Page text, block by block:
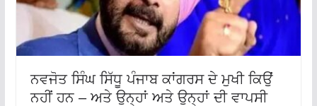
ਨਵਜੋਤ ਸਿੰਘ ਸਿੱਧੂ ਪੰਜਾਬ ਕਾਂਗਰਸ ਦੇ ਮੁਖੀ ਕਿਉਂ
ਨਹੀਂ ਹਨ – ਅਤੇ ਉਨ੍ਹਾਂ ਅਤੇ ਉਨ੍ਹਾਂ ਦੀ ਵਾਪਸੀ